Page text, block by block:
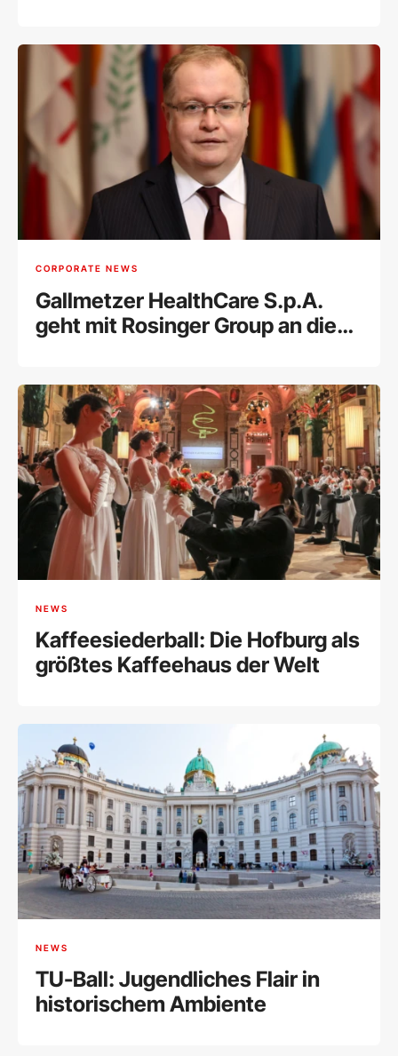
CORPORATE NEWS
Gallmetzer HealthCare S.p.A.
geht mit Rosinger Group an die
NEWS
Kaffeesiederball: Die Hofburg als
größtes Kaffeehaus der Welt
NEWS
TU-Ball: Jugendliches Flair in
historischem Ambiente